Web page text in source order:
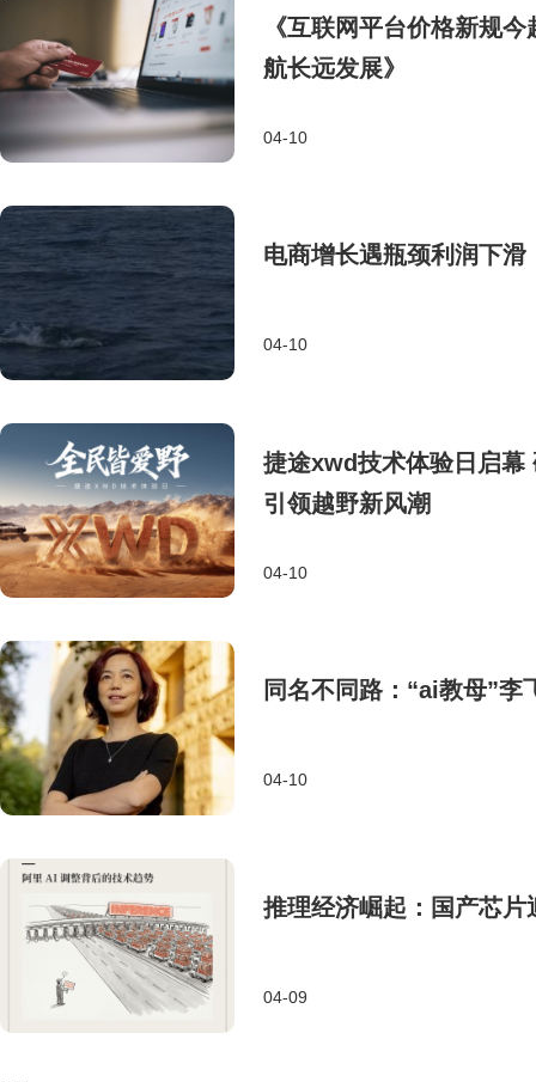
《互联网平台价格新规
航长远发展》
04-10
电商增长遇瓶颈利润下
04-10
捷途xwd技术体验日启幕
引领越野新风潮
04-10
同名不同路：“ai教母”
04-10
推理经济崛起：国产芯
04-09